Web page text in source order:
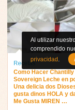
Recetas
Como Hacer Chantilly
Sovereign Leche en
Una delicia dos
gusta dinos HOLA y
Me Gusta MIREN …
Al utilizar
comprendido
privacidad .